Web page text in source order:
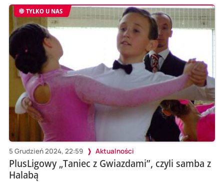
TYLKO U NAS
5 Grudzień 2024, 22:59 Aktualności
PlusLigowy „Taniec z Gwiazdami”, czyli samba z
Halabą